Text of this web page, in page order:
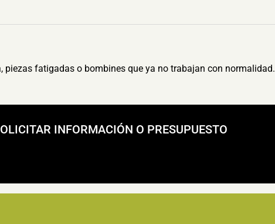
piezas fatigadas o bombines que ya no trabajan con normalidad.
INFORMACIÓN O PRESUPUESTO